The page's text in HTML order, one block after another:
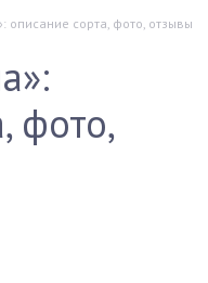
описание сорта, фото, отзывы
фото,